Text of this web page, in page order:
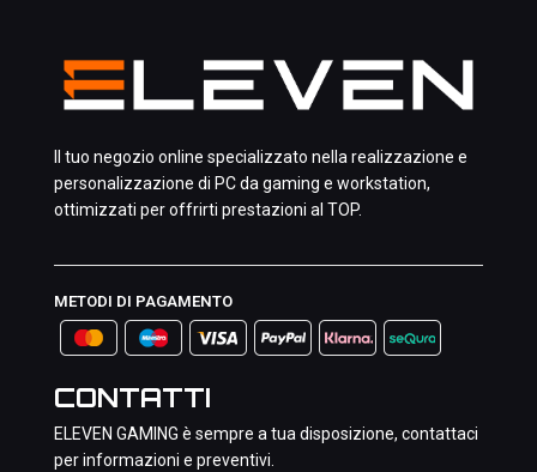
Il tuo negozio online specializzato nella realizzazione e
personalizzazione di PC da gaming e workstation,
ottimizzati per offrirti prestazioni al TOP.
METODI DI PAGAMENTO
CONTATTI
ELEVEN GAMING è sempre a tua disposizione, contattaci
per informazioni e preventivi.